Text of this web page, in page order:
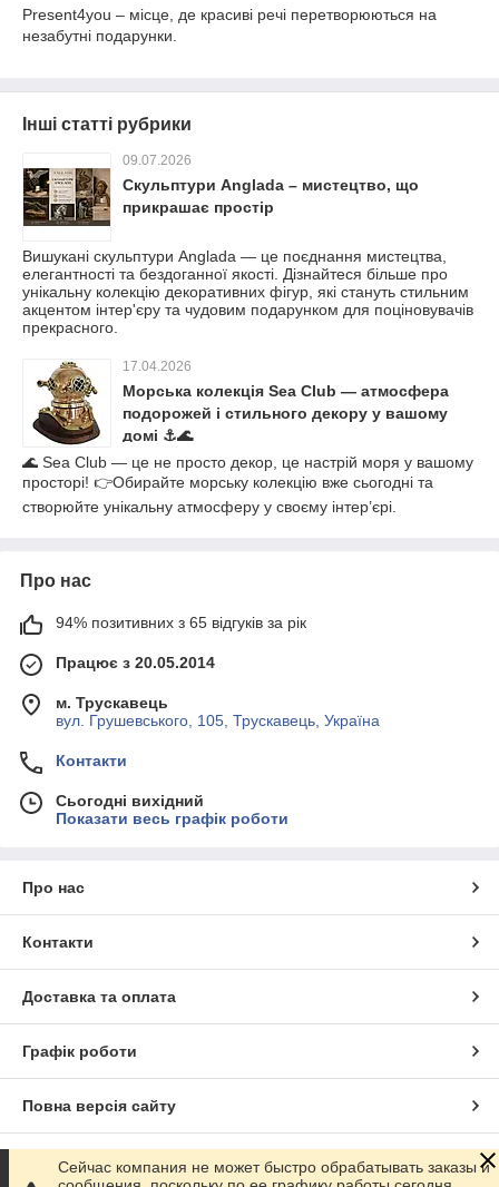
Present4you – місце, де красиві речі перетворюються на
незабутні подарунки.
Інші статті рубрики
09.07.2026
Скульптури Anglada – мистецтво, що
прикрашає простір
Вишукані скульптури Anglada — це поєднання мистецтва,
елегантності та бездоганної якості. Дізнайтеся більше про
унікальну колекцію декоративних фігур, які стануть стильним
акцентом інтер'єру та чудовим подарунком для поціновувачів
прекрасного.
17.04.2026
Морська колекція Sea Club — атмосфера
подорожей і стильного декору у вашому
домі ⚓🌊
🌊 Sea Club — це не просто декор, це настрій моря у вашому
просторі! 👉Обирайте морську колекцію вже сьогодні та
створюйте унікальну атмосферу у своєму інтер’єрі.
Про нас
94% позитивних з 65 відгуків за рік
Працює з 20.05.2014
м. Трускавець
вул. Грушевського, 105, Трускавець, Україна
Контакти
Сьогодні вихідний
Показати весь графік роботи
Про нас
Контакти
Доставка та оплата
Графік роботи
Повна версія сайту
Сайт створено на маркетплейсі Prom.ua
Сейчас компания не может быстро обрабатывать заказы и